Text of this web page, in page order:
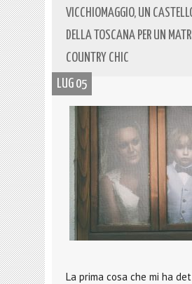
VICCHIOMAGGIO, UN
DELLA TOSCANA PER UN
COUNTRY CHIC
LUG 05
La prima cosa che mi ha